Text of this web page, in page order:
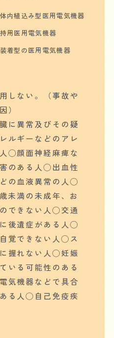
内植込み型医用電気機器
用医用電気機器
着型の医用電気機器
しない。（事故や
）
に異常及びその疑
ルギーなどのアレ
◯顔面神経麻痺な
のある人◯出血性
の血液異常の人◯
未満の未成年、お
できない人◯交通
後遺症がある人◯
覚できない人◯ス
握れない人◯妊娠
いる可能性のある
気機器などで具合
る人◯自己免疫疾